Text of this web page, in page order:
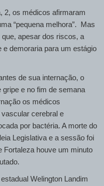
2, os médicos afirmaram
“pequena melhora”. Mas
apesar dos riscos, a
demoraria para um estágio
de sua internação, o
gripe e no fim de semana
os médicos
cerebral e
por bactéria. A morte do
Legislativa e a sessão foi
Fortaleza houve um minuto
Welington Landim